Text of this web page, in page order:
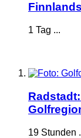
1 Tag ...
19 Stunden